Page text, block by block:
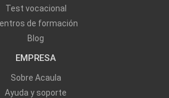
Test vocacional
de formación
Blog
EMPRESA
Sobre Acaula
Ayuda y soporte